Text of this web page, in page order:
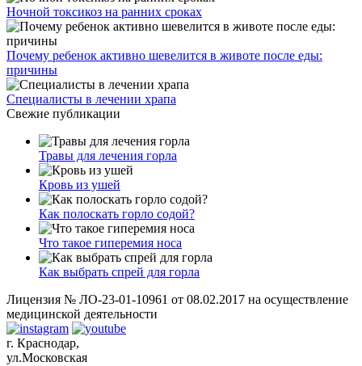
Ночной токсикоз на ранних сроках
Почему ребенок активно шевелится в животе после еды:
причины
Специалисты в лечении храпа
Свежие публикации
Травы для лечения горла
Кровь из ушей
Как полоскать горло содой?
Что такое гиперемия носа
Как выбрать спрей для горла
Лицензия № ЛО-23-01-10961 от 08.02.2017 на осуществление
медицинской деятельности
г. Краснодар,
ул.Московская